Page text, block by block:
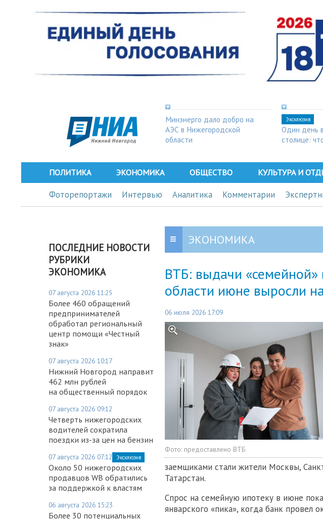
Минэнерго дало добро на
АЭС в Нижегородской
области
Эксклюзив
Один день
столице:
ПОЛИТИКА ЭКОНОМИКА ОБЩЕСТВО КУЛЬТУРА И
Фоторепортажи Интервью Аналитика Комментарии
ПОСЛЕДНИЕ НОВОСТИ
РУБРИКИ
ЭКОНОМИКА
07 августа 2026 11:25
Более 460 обращений
предпринимателей
обработал региональный
центр помощи «Честный
знак»
07 августа 2026 10:17
Нижний Новгород направит
462 млн рублей
на общественный порядок
07 августа 2026 09:12
Четверть нижегородских
водителей сократила
поездки из-за цен на бензин
07 августа 2026 07:12 Эксклюзив
Около 50 нижегородских
продавцов WB обратились
за поддержкой к властям
06 августа 2026 15:23
Более 30 потенциальных
ЭКОНОМИКА
ВТБ: выдачи
области июне выросли
06 июля 2026 17:09
Фото: предоставлено ВТБ
заемщиками стали жители Москвы,
Татарстан.
Спрос на семейную ипотеку в июне
январского «пика», когда банк провел